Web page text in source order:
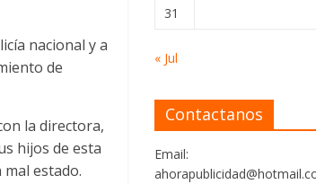
nacional y a
de
la directora,
hijos de esta
estado.
31
« Jul
Contactanos
Email: